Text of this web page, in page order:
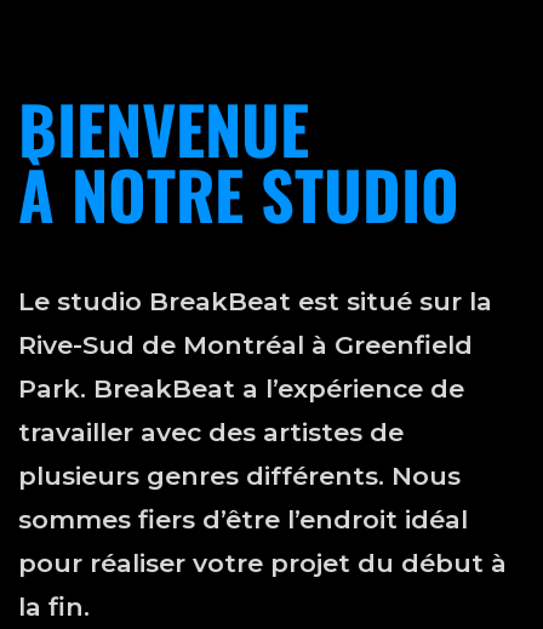
BIENVENUE
À NOTRE STUDIO
Le studio BreakBeat est situé sur la
Rive-Sud de Montréal à Greenfield
Park. BreakBeat a l’expérience de
travailler avec des artistes de
plusieurs genres différents. Nous
sommes fiers d’être l’endroit idéal
pour réaliser votre projet du début à
la fin.